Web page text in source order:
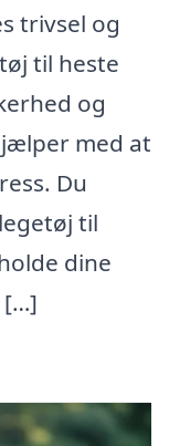
trivsel og
til heste
og
med at
Du
til
dine
[…]